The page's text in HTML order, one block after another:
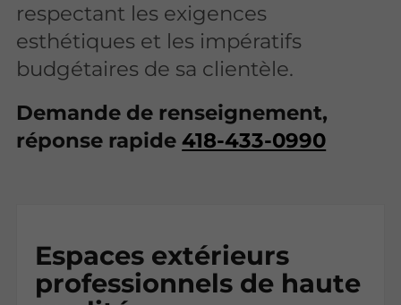
respectant les exigences
esthétiques et les impératifs
budgétaires de sa clientèle.
Demande de renseignement,
réponse rapide418-433-0990
Espaces extérieurs
professionnels de haute